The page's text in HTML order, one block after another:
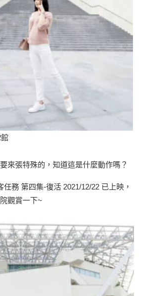
來張特殊的，知道這是什麼動作嗎？
務 第四集-復活 2021/12/22 已上映，
觀賞一下~